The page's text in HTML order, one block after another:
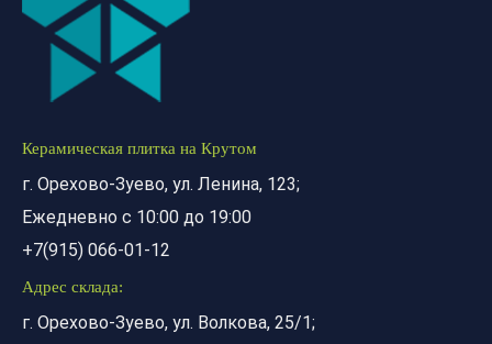
Керамическая плитка на Крутом
г. Орехово-Зуево, ул. Ленина, 123;
Ежедневно с 10:00 до 19:00
+7(915) 066-01-12
Адрес склада:
г. Орехово-Зуево, ул. Волкова, 25/1;